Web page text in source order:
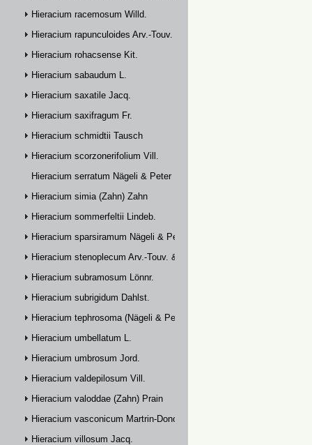
Hieracium racemosum Willd.
Hieracium rapunculoides Arv.-Touv.
Hieracium rohacsense Kit.
Hieracium sabaudum L.
Hieracium saxatile Jacq.
Hieracium saxifragum Fr.
Hieracium schmidtii Tausch
Hieracium scorzonerifolium Vill.
Hieracium serratum Nägeli & Peter
Hieracium simia (Zahn) Zahn
Hieracium sommerfeltii Lindeb.
Hieracium sparsiramum Nägeli & Peter
Hieracium stenoplecum Arv.-Touv. & Huter
Hieracium subramosum Lönnr.
Hieracium subrigidum Dahlst.
Hieracium tephrosoma (Nägeli & Peter) Zahn
Hieracium umbellatum L.
Hieracium umbrosum Jord.
Hieracium valdepilosum Vill.
Hieracium valoddae (Zahn) Prain
Hieracium vasconicum Martrin-Donos
Hieracium villosum Jacq.